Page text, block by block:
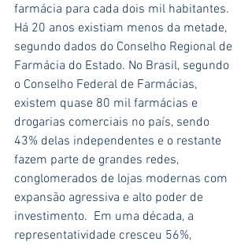
farmácia para cada dois mil habitantes.
Há 20 anos existiam menos da metade,
segundo dados do Conselho Regional de
Farmácia do Estado. No Brasil, segundo
o Conselho Federal de Farmácias,
existem quase 80 mil farmácias e
drogarias comerciais no país, sendo
43% delas independentes e o restante
fazem parte de grandes redes,
conglomerados de lojas modernas com
expansão agressiva e alto poder de
investimento.  Em uma década, a
representatividade cresceu 56%,